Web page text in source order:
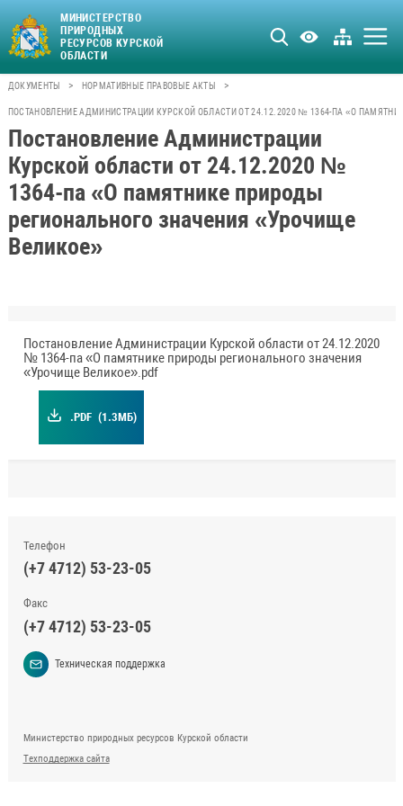
МИНИСТЕРСТВО
ПРИРОДНЫХ
РЕСУРСОВ КУРСКОЙ
ОБЛАСТИ
ДОКУМЕНТЫ > НОРМАТИВНЫЕ ПРАВОВЫЕ АКТЫ >
ПОСТАНОВЛЕНИЕ АДМИНИСТРАЦИИ КУРСКОЙ ОБЛАСТИ ОТ 24.12.2020 № 1364-ПА «О
Постановление Администрации
Курской области от 24.12.2020 №
1364-па «О памятнике природы
регионального значения «Урочище
Великое»
Постановление Администрации Курской области от 24.12.2020
№ 1364-па «О памятнике природы регионального значения
«Урочище Великое».pdf
.PDF (1.3МБ)
Телефон
(+7 4712) 53-23-05
Факс
(+7 4712) 53-23-05
Техническая поддержка
Министерство природных ресурсов Курской области
Техподдержка сайта